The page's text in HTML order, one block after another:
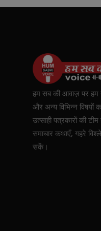
हम सब की आवाज़ पर हम
और अन्य विभिन्न विषयों
उत्साही पत्रकारों की
समाचार कथाएँ, गहरे
सकें।